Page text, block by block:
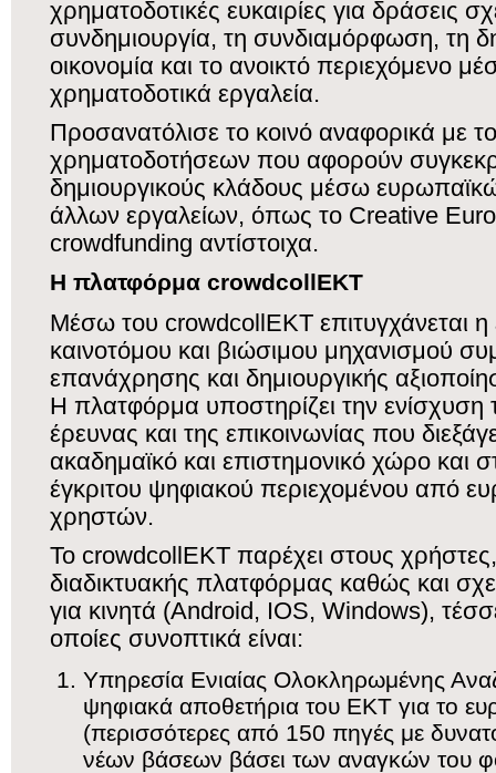
χρηματοδοτικές ευκαιρίες για δράσεις
συνδημιουργία, τη συνδιαμόρφωση, τη
οικονομία και το ανοικτό περιεχόμενο
χρηματοδοτικά εργαλεία.
Προσανατόλισε το κοινό αναφορικά με
χρηματοδοτήσεων που αφορούν
δημιουργικούς κλάδους μέσω
άλλων εργαλείων, όπως το Creative
crowdfunding αντίστοιχα.
Η πλατφόρμα crowdcollEKT
Μέσω του crowdcollEKT επιτυγχάνεται η
καινοτόμου και βιώσιμου μηχανισμού
επανάχρησης και δημιουργικής
Η πλατφόρμα υποστηρίζει την ενίσχυση
έρευνας και της επικοινωνίας που
ακαδημαϊκό και επιστημονικό χώρο και
έγκριτου ψηφιακού περιεχομένου από
χρηστών.
To crowdcollEKT παρέχει στους
διαδικτυακής πλατφόρμας καθώς και
για κινητά (Android, IOS, Windows),
οποίες συνοπτικά είναι:
Υπηρεσία Ενιαίας Ολοκληρωμένης
ψηφιακά αποθετήρια του ΕΚΤ για το
(περισσότερες από 150 πηγές με
νέων βάσεων βάσει των αναγκών του